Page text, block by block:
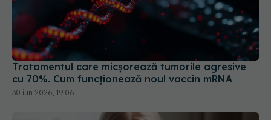
Tratamentul care micșorează tumorile agresive
cu 70%. Cum funcționează noul vaccin mRNA
30 iun 2026, 19:06